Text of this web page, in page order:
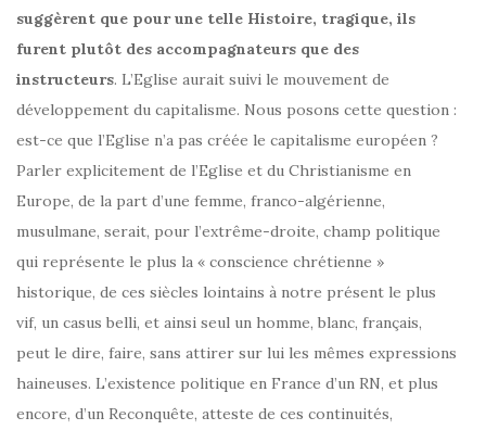
suggèrent que pour une telle Histoire, tragique, ils
furent plutôt des accompagnateurs que des
instructeurs. L’Eglise aurait suivi le mouvement de
développement du capitalisme. Nous posons cette question :
est-ce que l’Eglise n’a pas créée le capitalisme européen ?
Parler explicitement de l’Eglise et du Christianisme en
Europe, de la part d’une femme, franco-algérienne,
musulmane, serait, pour l’extrême-droite, champ politique
qui représente le plus la « conscience chrétienne »
historique, de ces siècles lointains à notre présent le plus
vif, un casus belli, et ainsi seul un homme, blanc, français,
peut le dire, faire, sans attirer sur lui les mêmes expressions
haineuses. L’existence politique en France d’un RN, et plus
encore, d’un Reconquête, atteste de ces continuités,